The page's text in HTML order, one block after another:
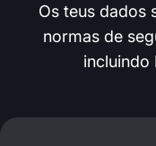
Os teus dados
normas de
incluindo